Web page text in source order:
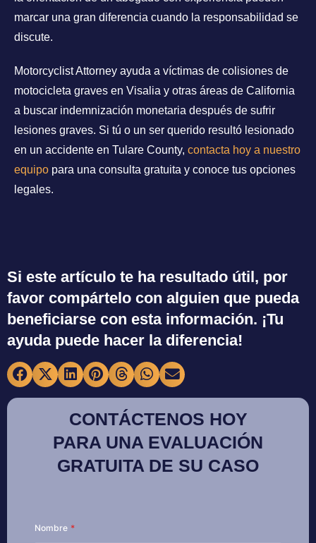
marcar una gran diferencia cuando la responsabilidad se
discute.
Motorcyclist Attorney ayuda a víctimas de colisiones de
motocicleta graves en Visalia y otras áreas de California
a buscar indemnización monetaria después de sufrir
lesiones graves. Si tú o un ser querido resultó lesionado
en un accidente en Tulare County, contacta hoy a nuestro
equipo para una consulta gratuita y conoce tus opciones
legales.
Si este artículo te ha resultado útil, por
favor compártelo con alguien que pueda
beneficiarse con esta información. ¡Tu
ayuda puede hacer la diferencia!
CONTÁCTENOS HOY
PARA UNA EVALUACIÓN
GRATUITA DE SU CASO